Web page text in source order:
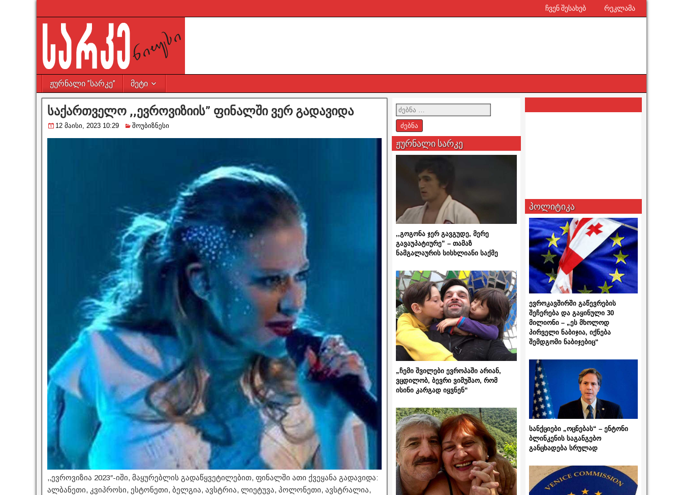
ჩვენ შესახებ რეკლამა
ჟურნალი ”სარკე” მეტი
საქართველო ,,ევროვიზიის” ფინალში ვერ გადავიდა
12 მაისი, 2023 10:29 შოუბიზნესი
,,ევროვიზია 2023″-იში, მაყურებლის გადაწყვეტილებით, ფინალში ათი ქვეყანა გადავიდა:
ალბანეთი, კვიპროსი, ესტონეთი, ბელგია, ავსტრია, ლიეტუვა, პოლონეთი, ავსტრალია,
ჟურნალი სარკე
,,გოგონა ჯერ გავგუდე, მერე
გავაუპატიურე” – თამაზ
ნამგალაურის სისხლიანი საქმე
„ჩემი შვილები ევროპაში არიან,
ვცდილობ, ბევრი ვიმუშაო, რომ
ისინი კარგად იყვნენ“
პოლიტიკა
ევროკავშირში გაწევრების
შეჩერება და გაყინული 30
მილიონი – „ეს მხოლოდ
პირველი ნაბიჯია, იქნება
შემდგომი ნაბიჯებიც“
სანქციები „ოცნებას“ – ენტონი
ბლინკენის საგანგებო
განცხადება სრულად